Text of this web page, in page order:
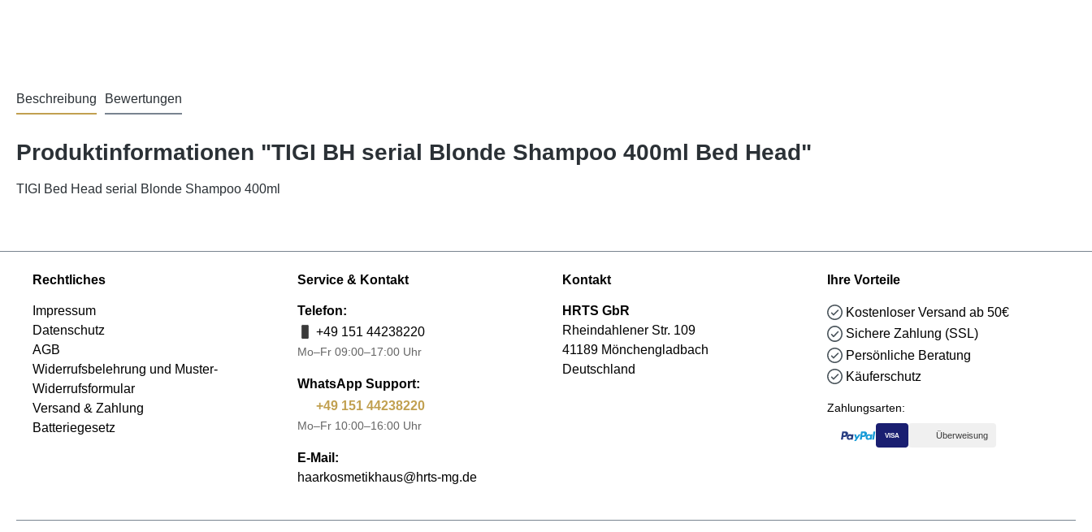
Beschreibung Bewertungen
Produktinformationen "TIGI BH serial Blonde Shampoo 400ml Bed Head"
TIGI Bed Head serial Blonde Shampoo 400ml
Rechtliches
Impressum
Datenschutz
AGB
Widerrufsbelehrung und Muster-
Widerrufsformular
Versand & Zahlung
Batteriegesetz
Service & Kontakt
Telefon:
+49 151 44238220
Mo–Fr 09:00–17:00 Uhr
WhatsApp Support:
+49 151 44238220
Mo–Fr 10:00–16:00 Uhr
E-Mail:
haarkosmetikhaus@hrts-mg.de
Kontakt
HRTS GbR
Rheindahlener Str. 109
41189 Mönchengladbach
Deutschland
Ihre Vorteile
Kostenloser Versand ab 50€
Sichere Zahlung (SSL)
Persönliche Beratung
Käuferschutz
Zahlungsarten:
VISA Überweisung